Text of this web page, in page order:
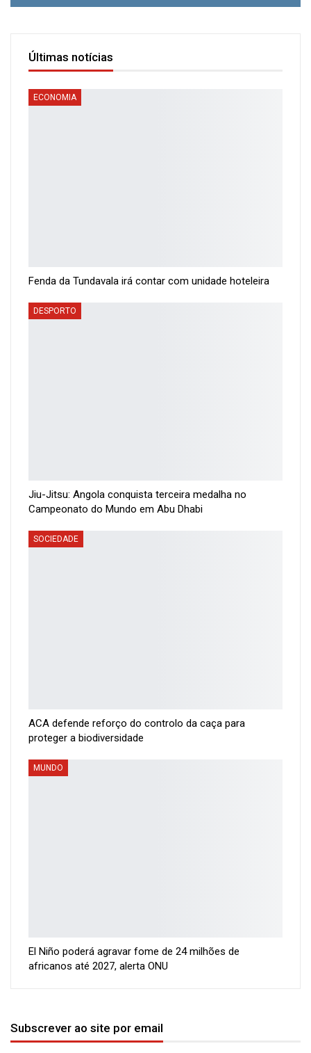
Últimas notícias
ECONOMIA
Fenda da Tundavala irá contar com unidade hoteleira
DESPORTO
Jiu-Jitsu: Angola conquista terceira medalha no
Campeonato do Mundo em Abu Dhabi
SOCIEDADE
ACA defende reforço do controlo da caça para
proteger a biodiversidade
MUNDO
El Niño poderá agravar fome de 24 milhões de
africanos até 2027, alerta ONU
Subscrever ao site por email